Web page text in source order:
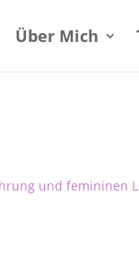
Über Mich
und femininen